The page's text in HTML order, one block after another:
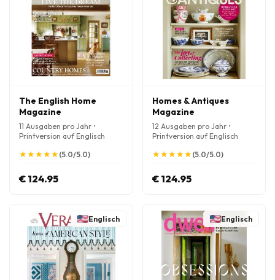
The English Home
Magazine
11 Ausgaben pro Jahr •
Printversion auf Englisch
★
★★
★★
★★
★★
★(5.0/5.0)
€ 124.95
Homes & Antiques
Magazine
12 Ausgaben pro Jahr •
Printversion auf Englisch
★
★★
★★
★★
★★
★(5.0/5.0)
€ 124.95
Englisch Englisch